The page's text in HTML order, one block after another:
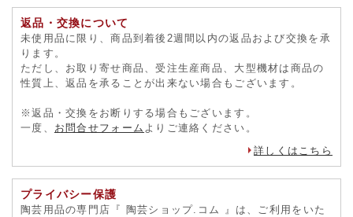
返品・交換について
未使用品に限り、商品到着後2週間以内の返品および交換を承
ります。
ただし、お取り寄せ商品、受注生産商品、大型機材は商品の
性質上、返品を承ることが出来ない場合もございます。
※返品・交換をお断りする場合もございます。
一度、 お問合せフォーム よりご連絡ください。
詳しくはこちら
プライバシー保護
陶芸用品の専門店『 陶芸ショップ.コム 』は、ご利用をいた